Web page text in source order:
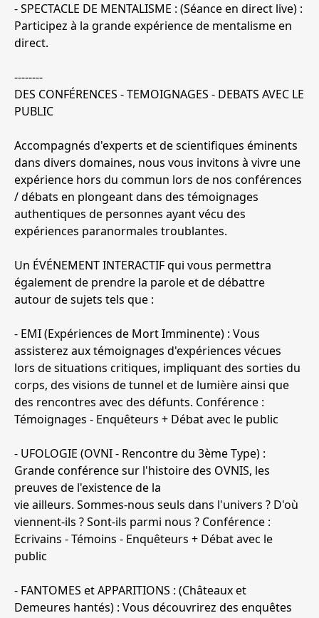
- SPECTACLE DE MENTALISME : (Séance en direct live) :
Participez à la grande expérience de mentalisme en
direct.
--------
DES CONFÉRENCES - TEMOIGNAGES - DEBATS AVEC LE
PUBLIC
Accompagnés d'experts et de scientifiques éminents
dans divers domaines, nous vous invitons à vivre une
expérience hors du commun lors de nos conférences
/ débats en plongeant dans des témoignages
authentiques de personnes ayant vécu des
expériences paranormales troublantes.
Un ÉVÉNEMENT INTERACTIF qui vous permettra
également de prendre la parole et de débattre
autour de sujets tels que :
- EMI (Expériences de Mort Imminente) : Vous
assisterez aux témoignages d'expériences vécues
lors de situations critiques, impliquant des sorties du
corps, des visions de tunnel et de lumière ainsi que
des rencontres avec des défunts. Conférence :
Témoignages - Enquêteurs + Débat avec le public
- UFOLOGIE (OVNI - Rencontre du 3ème Type) :
Grande conférence sur l'histoire des OVNIS, les
preuves de l'existence de la
vie ailleurs. Sommes-nous seuls dans l'univers ? D'où
viennent-ils ? Sont-ils parmi nous ? Conférence :
Ecrivains - Témoins - Enquêteurs + Débat avec le
public
- FANTOMES et APPARITIONS : (Châteaux et
Demeures hantés) : Vous découvrirez des enquêtes